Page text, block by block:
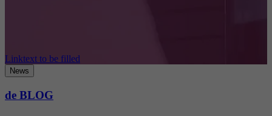
Linktext to be filled
News
de BLOG